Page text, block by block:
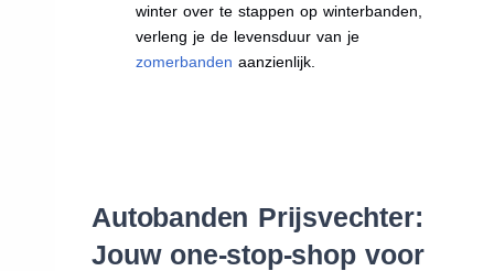
winter over te stappen op winterbanden,
verleng je de levensduur van je
zomerbanden aanzienlijk.
Autobanden Prijsvechter:
Jouw one-stop-shop voor